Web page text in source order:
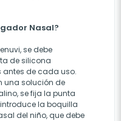
Nasal?
se debe
de silicona
antes de cada uso.
una solución de
se fija la punta
la boquilla
del niño, que debe